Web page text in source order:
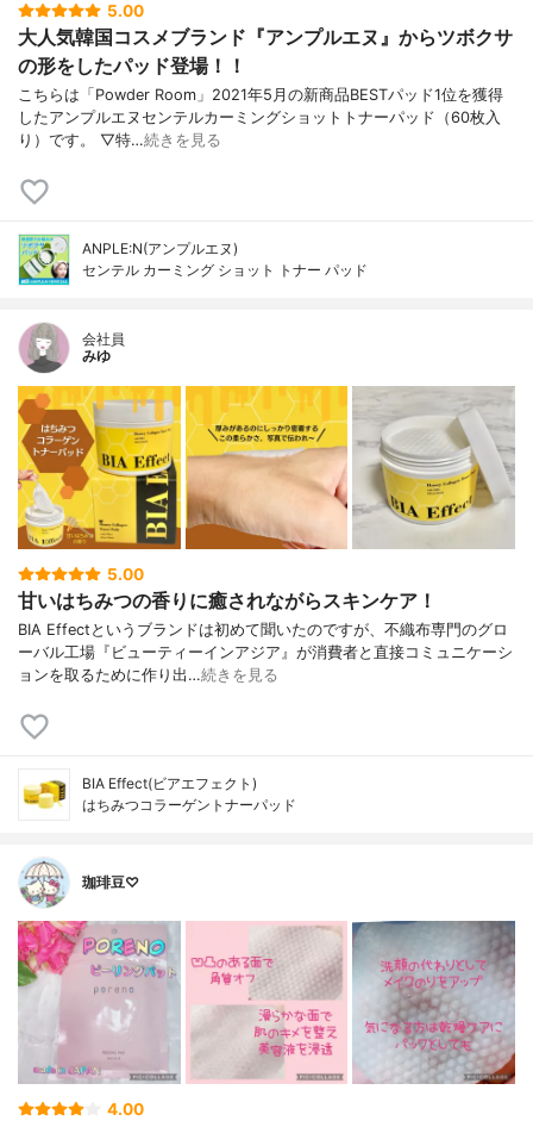
5.00
大人気韓国コスメブランド『アンプルエヌ』からツボクサ
の形をしたパッド登場！！
こちらは「Powder Room」2021年5月の新商品BESTパッド1位を獲得
したアンプルエヌセンテルカーミングショットトナーパッド（60枚入
り）です。 ▽特…続きを見る
ANPLE:N(アンプルエヌ)
センテル カーミング ショット トナー パッド
会社員
みゆ
5.00
甘いはちみつの香りに癒されながらスキンケア！
BIA Effectというブランドは初めて聞いたのですが、不織布専門のグロ
ーバル工場『ビューティーインアジア』が消費者と直接コミュニケーシ
ョンを取るために作り出…続きを見る
BIA Effect(ビアエフェクト)
はちみつコラーゲントナーパッド
珈琲豆♡
4.00